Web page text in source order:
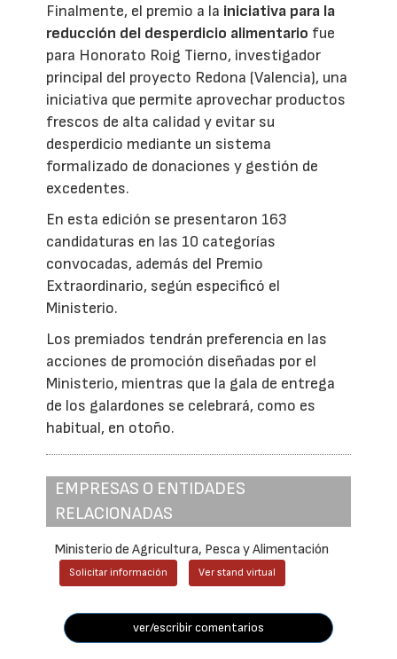
Finalmente, el premio a la iniciativa para la
reducción del desperdicio alimentario fue
para Honorato Roig Tierno, investigador
principal del proyecto Redona (Valencia), una
iniciativa que permite aprovechar productos
frescos de alta calidad y evitar su
desperdicio mediante un sistema
formalizado de donaciones y gestión de
excedentes.
En esta edición se presentaron 163
candidaturas en las 10 categorías
convocadas, además del Premio
Extraordinario, según especificó el
Ministerio.
Los premiados tendrán preferencia en las
acciones de promoción diseñadas por el
Ministerio, mientras que la gala de entrega
de los galardones se celebrará, como es
habitual, en otoño.
EMPRESAS O ENTIDADES
RELACIONADAS
Ministerio de Agricultura, Pesca y Alimentación
Solicitar información Ver stand virtual
ver/escribir comentarios